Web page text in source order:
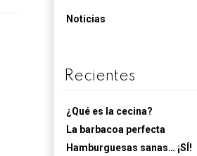
Noticias
Recientes
¿Qué es la cecina?
La barbacoa perfecta
Hamburguesas sanas… ¡SÍ!